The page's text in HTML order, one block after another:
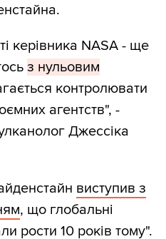
керівника NASA - ще
з нульовим
контролювати
агентств", -
Джессіка
виступив з
, що глобальні
рости 10 років тому".